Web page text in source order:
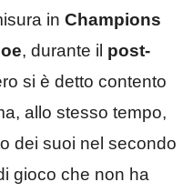
in Champions
, durante il post-
si è detto contento
allo stesso tempo,
dei suoi nel secondo
gioco che non ha